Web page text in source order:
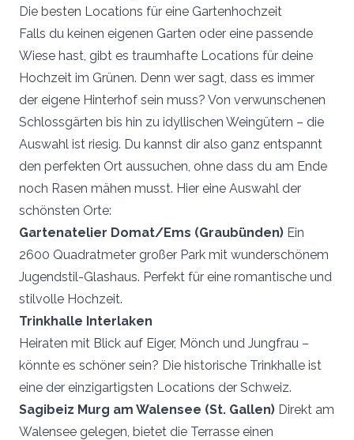
Die besten Locations für eine Gartenhochzeit
Falls du keinen eigenen Garten oder eine passende
Wiese hast, gibt es traumhafte Locations für deine
Hochzeit im Grünen. Denn wer sagt, dass es immer
der eigene Hinterhof sein muss? Von verwunschenen
Schlossgärten bis hin zu idyllischen Weingütern – die
Auswahl ist riesig. Du kannst dir also ganz entspannt
den perfekten Ort aussuchen, ohne dass du am Ende
noch Rasen mähen musst. Hier eine Auswahl der
schönsten Orte:
Gartenatelier Domat/Ems (Graubünden) Ein
2600 Quadratmeter großer Park mit wunderschönem
Jugendstil-Glashaus. Perfekt für eine romantische und
stilvolle Hochzeit.
Trinkhalle Interlaken
Heiraten mit Blick auf Eiger, Mönch und Jungfrau –
könnte es schöner sein? Die historische Trinkhalle ist
eine der einzigartigsten Locations der Schweiz.
Sagibeiz Murg am Walensee (St. Gallen) Direkt am
Walensee gelegen, bietet die Terrasse einen